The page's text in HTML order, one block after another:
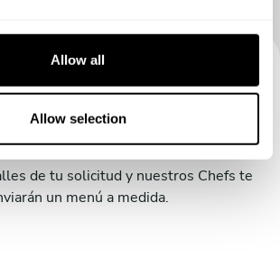
Allow all
Allow selection
tu experiencia con
Luis Alonso
de tu solicitud y nuestros Chefs te
un menú a medida.